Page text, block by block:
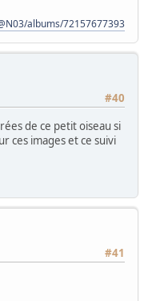
albums/
#40
de ce petit oiseau si
ces images et ce suivi
#41